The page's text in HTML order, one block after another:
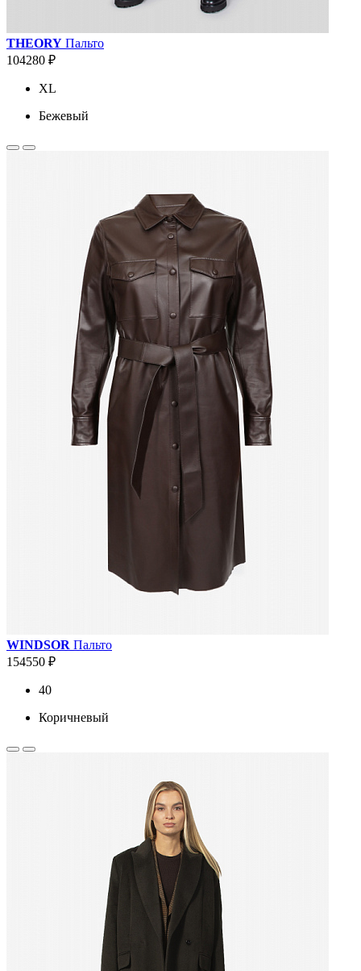
THEORY Пальто
104280 ₽
XL
Бежевый
WINDSOR Пальто
154550 ₽
40
Коричневый